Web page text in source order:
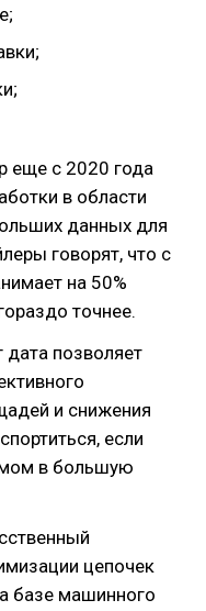
еще с 2020 года
в области
данных для
говорят, что с
на 50%
точнее.
дата позволяет
и снижения
если
в большую
цепочек
базе машинного